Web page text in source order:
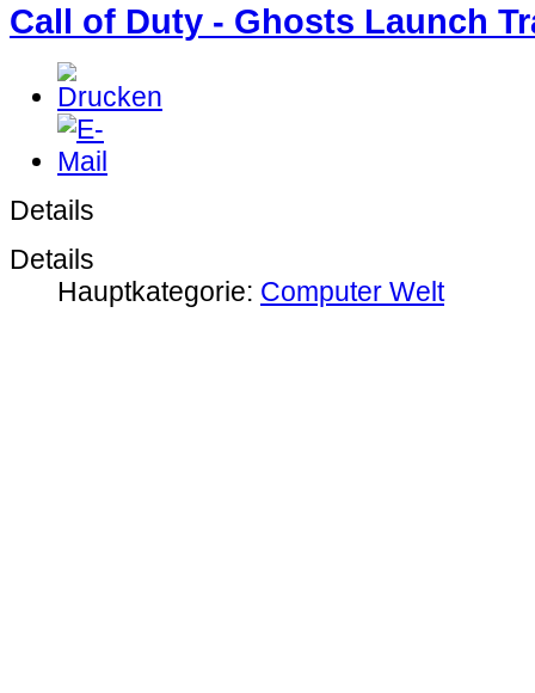
Call of Duty - Ghosts Launch
Details
Details
Hauptkategorie: Computer Welt